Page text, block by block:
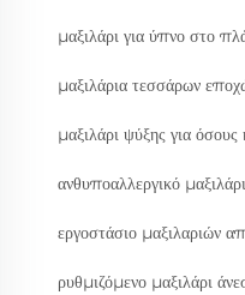
μαξιλάρι για ύπνο στο
μαξιλάρια τεσσάρων
μαξιλάρι ψύξης για
ανθυποαλλεργικό
εργοστάσιο μαξιλαριών
ρυθμιζόμενο μαξιλάρι